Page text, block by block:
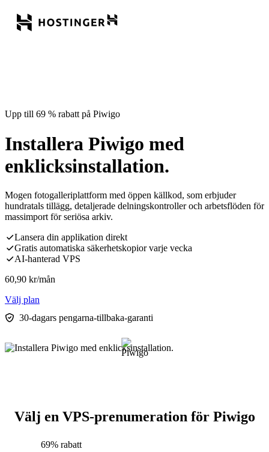
Upp till 69 % rabatt på Piwigo
Installera Piwigo med
enklicksinstallation.
Mogen fotogalleriplattform med öppen källkod, som erbjuder
hundratals tillägg, detaljerade delningskontroller och arbetsflöden för
massimport för seriösa arkiv.
Lansera din applikation direkt
Gratis automatiska säkerhetskopior varje vecka
AI-hanterad VPS
60,90 kr/mån
Välj plan
30-dagars pengarna-tillbaka-garanti
Välj en VPS-prenumeration för Piwigo
69% rabatt